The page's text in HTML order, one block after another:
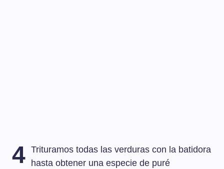
4 Trituramos todas las verduras con la batidora
hasta obtener una especie de puré